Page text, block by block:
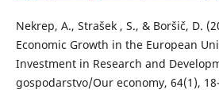
Nekrep, A., Strašek , S., & Boršič, D.
Economic Growth in the European
Investment in Research and
gospodarstvo/Our economy, 64(1),